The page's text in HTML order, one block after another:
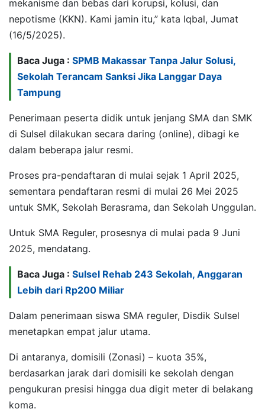
mekanisme dan bebas dari korupsi, kolusi, dan
nepotisme (KKN). Kami jamin itu,” kata Iqbal, Jumat
(16/5/2025).
Baca Juga : SPMB Makassar Tanpa Jalur Solusi,
Sekolah Terancam Sanksi Jika Langgar Daya
Tampung
Penerimaan peserta didik untuk jenjang SMA dan SMK
di Sulsel dilakukan secara daring (online), dibagi ke
dalam beberapa jalur resmi.
Proses pra-pendaftaran di mulai sejak 1 April 2025,
sementara pendaftaran resmi di mulai 26 Mei 2025
untuk SMK, Sekolah Berasrama, dan Sekolah Unggulan.
Untuk SMA Reguler, prosesnya di mulai pada 9 Juni
2025, mendatang.
Baca Juga : Sulsel Rehab 243 Sekolah, Anggaran
Lebih dari Rp200 Miliar
Dalam penerimaan siswa SMA reguler, Disdik Sulsel
menetapkan empat jalur utama.
Di antaranya, domisili (Zonasi) – kuota 35%,
berdasarkan jarak dari domisili ke sekolah dengan
pengukuran presisi hingga dua digit meter di belakang
koma.